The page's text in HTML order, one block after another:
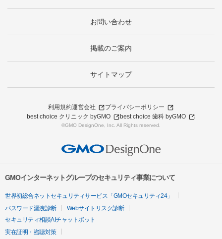
お問い合わせ
掲載のご案内
サイトマップ
利用規約運営会社
プライバシーポリシー
best choice クリニック byGMO
best choice 歯科 byGMO
©GMO DesignOne, Inc. All Rights reserved.
GMOインターネットグループのセキュリティ事業について
世界初総合ネットセキュリティサービス「GMOセキュリティ24」
パスワード漏洩診断
Webサイトリスク診断
セキュリティ相談AIチャットボット
実在証明・盗聴対策